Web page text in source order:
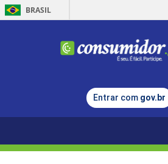
BRASIL
Entrar com gov.br